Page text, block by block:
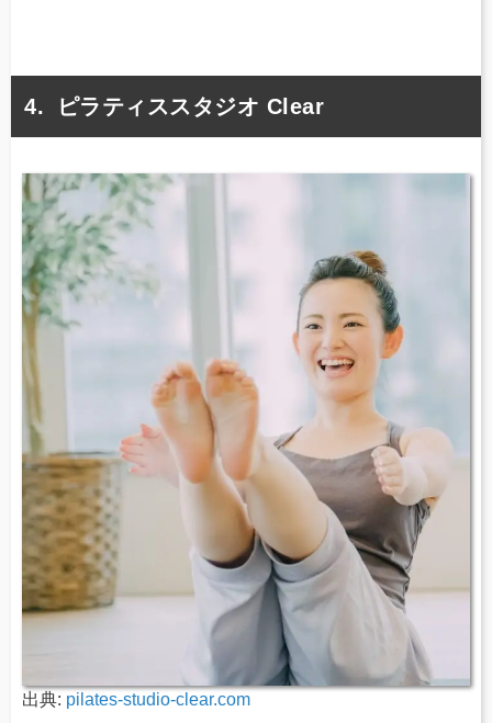
ピラティススタジオ Clear
出典: pilates-studio-clear.com